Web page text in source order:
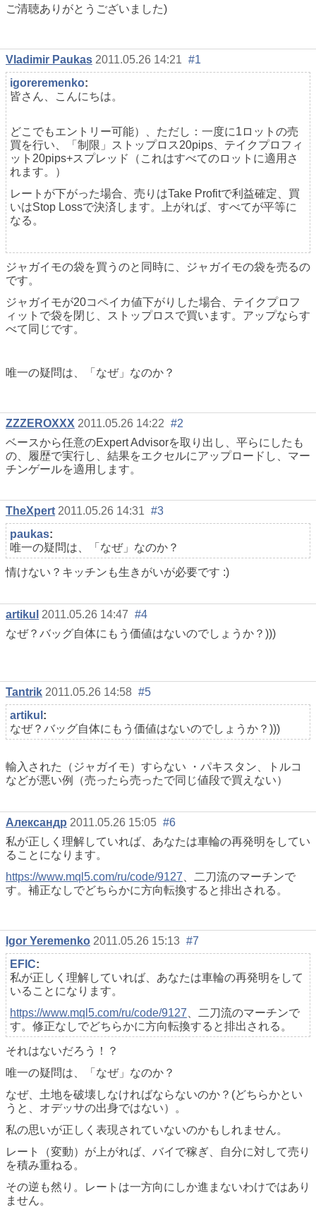
ご清聴ありがとうございました)
Vladimir Paukas 2011.05.26 14:21 #1
igoreremenko:
皆さん、こんにちは。
どこでもエントリー可能）、ただし：一度に1ロットの売
買を行い、「制限」ストップロス20pips、テイクプロフィ
ット20pips+スプレッド（これはすべてのロットに適用さ
れます。）
レートが下がった場合、売りはTake Profitで利益確定、買
いはStop Lossで決済します。上がれば、すべてが平等に
なる。
ジャガイモの袋を買うのと同時に、ジャガイモの袋を売るの
です。
ジャガイモが20コペイカ値下がりした場合、テイクプロフ
ィットで袋を閉じ、ストップロスで買います。アップならす
べて同じです。
唯一の疑問は、「なぜ」なのか？
ZZZEROXXX 2011.05.26 14:22 #2
ベースから任意のExpert Advisorを取り出し、平らにしたも
の、履歴で実行し、結果をエクセルにアップロードし、マー
チンゲールを適用します。
TheXpert 2011.05.26 14:31 #3
paukas:
唯一の疑問は、「なぜ」なのか？
情けない？キッチンも生きがいが必要です :)
artikul 2011.05.26 14:47 #4
なぜ？バッグ自体にもう価値はないのでしょうか？)))
Tantrik 2011.05.26 14:58 #5
artikul :
なぜ？バッグ自体にもう価値はないのでしょうか？)))
輸入された（ジャガイモ）すらない ・パキスタン、トルコ
などが悪い例（売ったら売ったで同じ値段で買えない）
Александр 2011.05.26 15:05 #6
私が正しく理解していれば、あなたは車輪の再発明をしてい
ることになります。
https://www.mql5.com/ru/code/9127 、二刀流のマーチンで
す。補正なしでどちらかに方向転換すると排出される。
Igor Yeremenko 2011.05.26 15:13 #7
EFIC:
私が正しく理解していれば、あなたは車輪の再発明をして
いることになります。
https://www.mql5.com/ru/code/9127 、二刀流のマーチンで
す。修正なしでどちらかに方向転換すると排出される。
それはないだろう！？
唯一の疑問は、「なぜ」なのか？
なぜ、土地を破壊しなければならないのか？(どちらかとい
うと、オデッサの出身ではない）。
私の思いが正しく表現されていないのかもしれません。
レート（変動）が上がれば、バイで稼ぎ、自分に対して売り
を積み重ねる。
その逆も然り。レートは一方向にしか進まないわけではあり
ません。